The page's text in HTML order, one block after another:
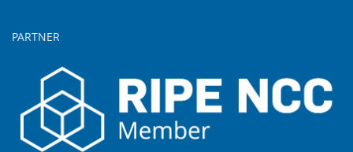
PARTNER